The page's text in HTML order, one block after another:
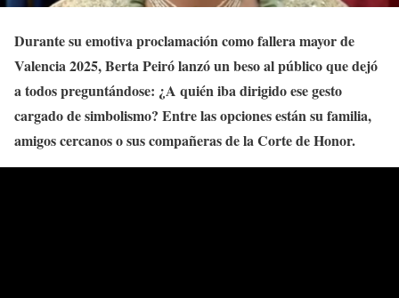
Durante su emotiva proclamación como fallera mayor de
Valencia 2025, Berta Peiró lanzó un beso al público que dejó
a todos preguntándose: ¿A quién iba dirigido ese gesto
cargado de simbolismo? Entre las opciones están su familia,
amigos cercanos o sus compañeras de la Corte de Honor.